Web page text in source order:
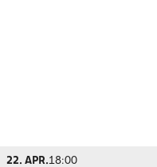
22. APR.18:00